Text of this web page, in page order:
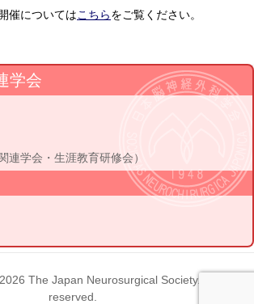
催についてはこちらをご覧ください。
学会
連学会・生涯教育研修会）
The Japan Neurosurgical Society. All rights
reserved.